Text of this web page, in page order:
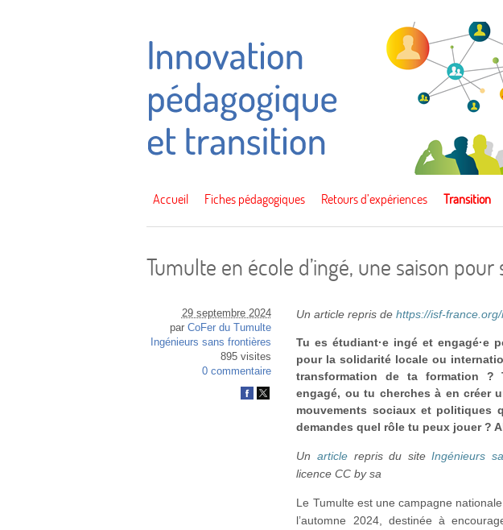
Accueil Fiches pédagogiques Retours d’expériences Transition
Tumulte en école d’ingé, une saison pour
29 septembre 2024
par CoFer du Tumulte
Ingénieurs sans frontières
895 visites
0 commentaire
Un article repris dehttps://isf-
Tu es étudiant·e ingé et engagé·e
pour la solidarité locale ou
transformation de ta formation ?
engagé, ou tu cherches à en créer
mouvements sociaux et politiques
demandes quel rôle tu peux jouer ?
Unarticle repris du siteIngénieurs
licence CC by sa
Le Tumulte est une campagne
l’automne 2024, destinée à